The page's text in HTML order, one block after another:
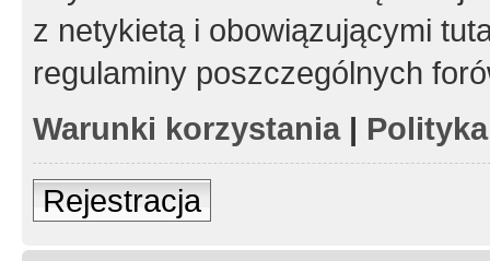
z netykietą i obowiązującymi
regulaminy poszczególnych
Warunki korzystania|
Rejestracja